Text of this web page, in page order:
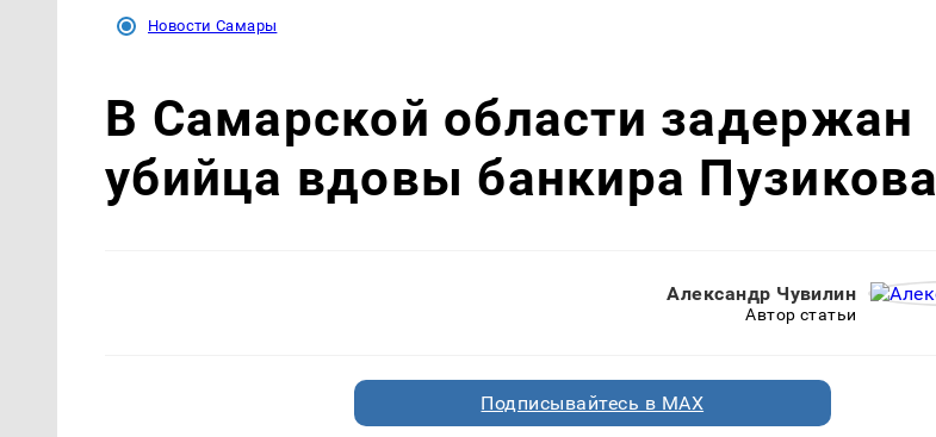
Новости Самары
В Самарской области задержан
убийца вдовы банкира Пузикова
Александр Чувилин
Автор статьи
Подписывайтесь в MAX